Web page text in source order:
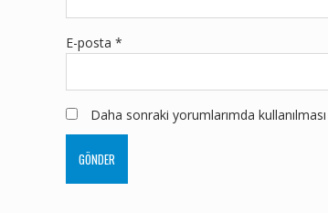
E-posta *
Daha sonraki yorumlarımda